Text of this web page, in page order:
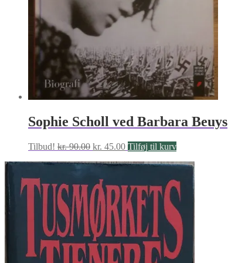
Sophie Scholl ved Barbara Beuys
Tilbud! kr.90.00 Den
pris
var:
kr. 90.00.
kr. 45.00Den
pris
kr. 45.00.
Tilføj til kurv